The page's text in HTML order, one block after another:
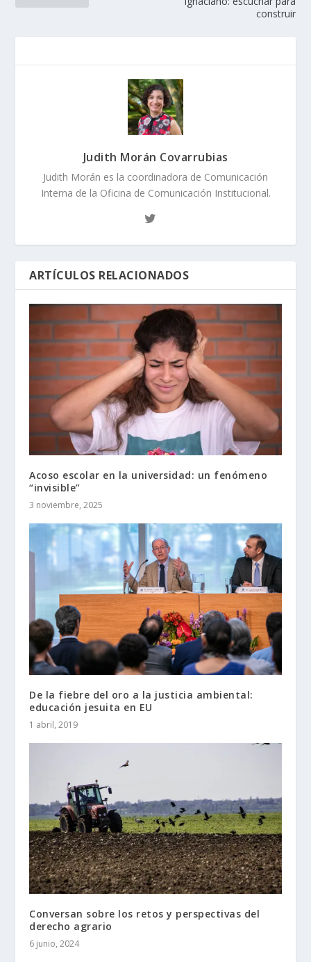
construir
Judith Morán Covarrubias
Judith Morán es la coordinadora de Comunicación
Interna de la Oficina de Comunicación Institucional.
ARTÍCULOS RELACIONADOS
Acoso escolar en la universidad: un fenómeno
“invisible”
3 noviembre, 2025
De la fiebre del oro a la justicia ambiental:
educación jesuita en EU
1 abril, 2019
Conversan sobre los retos y perspectivas del
derecho agrario
6 junio, 2024